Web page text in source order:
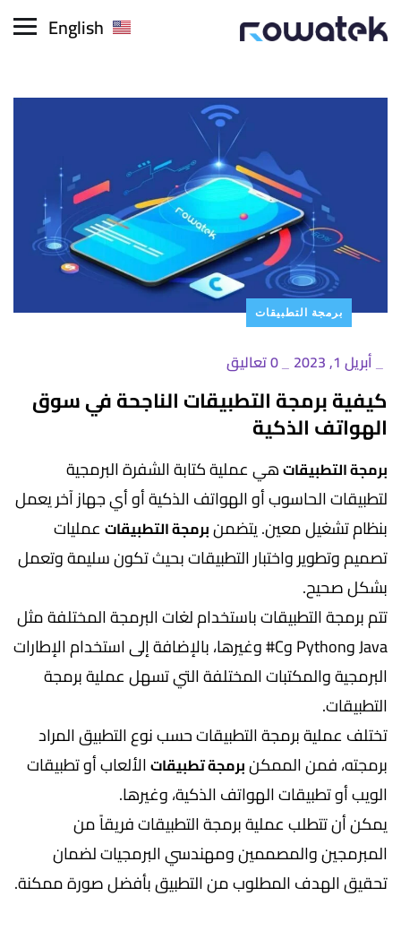
English
برمجة التطبيقات
أبريل 1, 2023 0 تعاليق
كيفية برمجة التطبيقات الناجحة في سوق
الهواتف الذكية
برمجة التطبيقاتهي عملية كتابة الشفرة البرمجية
لتطبيقات الحاسوب أو الهواتف الذكية أو أي جهاز آخر يعمل
بنظام تشغيل معين. يتضمنبرمجة التطبيقاتعمليات
تصميم وتطوير واختبار التطبيقات بحيث تكون سليمة وتعمل
بشكل صحيح.
تتم برمجة التطبيقات باستخدام لغات البرمجة المختلفة مثل
Java وPython وC# وغيرها، بالإضافة إلى استخدام الإطارات
البرمجية والمكتبات المختلفة التي تسهل عملية برمجة
التطبيقات.
تختلف عملية برمجة التطبيقات حسب نوع التطبيق المراد
برمجته، فمن الممكنبرمجة تطبيقاتالألعاب أو تطبيقات
الويب أو تطبيقات الهواتف الذكية، وغيرها.
يمكن أن تتطلب عملية برمجة التطبيقات فريقاً من
المبرمجين والمصممين ومهندسي البرمجيات لضمان
تحقيق الهدف المطلوب من التطبيق بأفضل صورة ممكنة.